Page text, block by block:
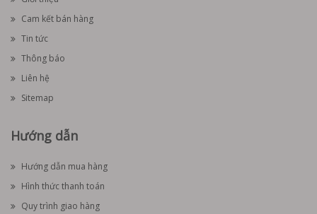
Cam kết bán hàng
Tin tức
Thông báo
Liên hệ
Sitemap
Hướng dẫn
Hướng dẫn mua hàng
Hình thức thanh toán
Quy trình giao hàng